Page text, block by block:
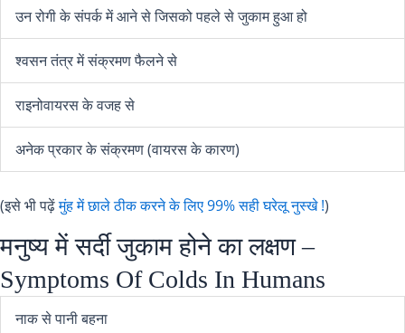
उन रोगी के संपर्क में आने से जिसको पहले से जुकाम हुआ हो
श्वसन तंत्र में संक्रमण फैलने से
राइनोवायरस के वजह से
अनेक प्रकार के संक्रमण (वायरस के कारण)
(इसे भी पढ़ेंमुंह में छाले ठीक करने के लिए 99% सही घरेलू नुस्खे !)
मनुष्य में सर्दी जुकाम होने का लक्षण –
Symptoms Of Colds In Humans
नाक से पानी बहना